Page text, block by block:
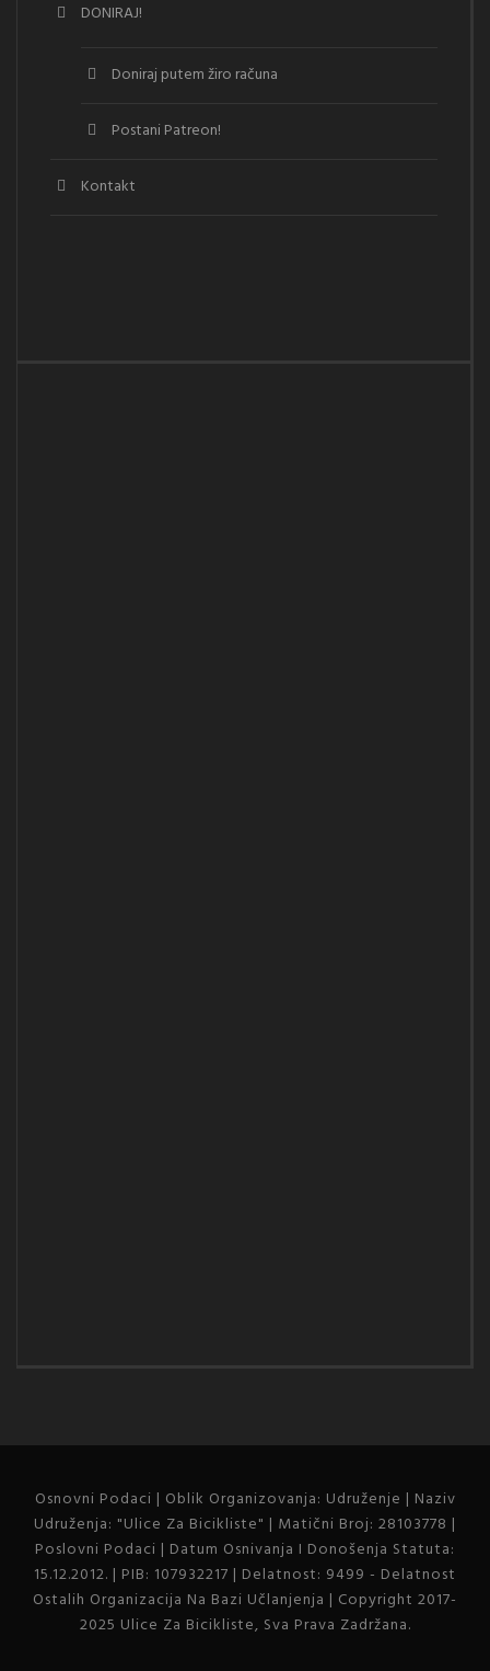
DONIRAJ!
Doniraj putem žiro računa
Postani Patreon!
Kontakt
Osnovni Podaci | Oblik Organizovanja: Udruženje | Naziv
Udruženja: "Ulice Za Bicikliste" | Matični Broj: 28103778 |
Poslovni Podaci | Datum Osnivanja I Donošenja Statuta:
15.12.2012. | PIB: 107932217 | Delatnost: 9499 - Delatnost
Ostalih Organizacija Na Bazi Učlanjenja | Copyright 2017-
2025 Ulice Za Bicikliste, Sva Prava Zadržana.